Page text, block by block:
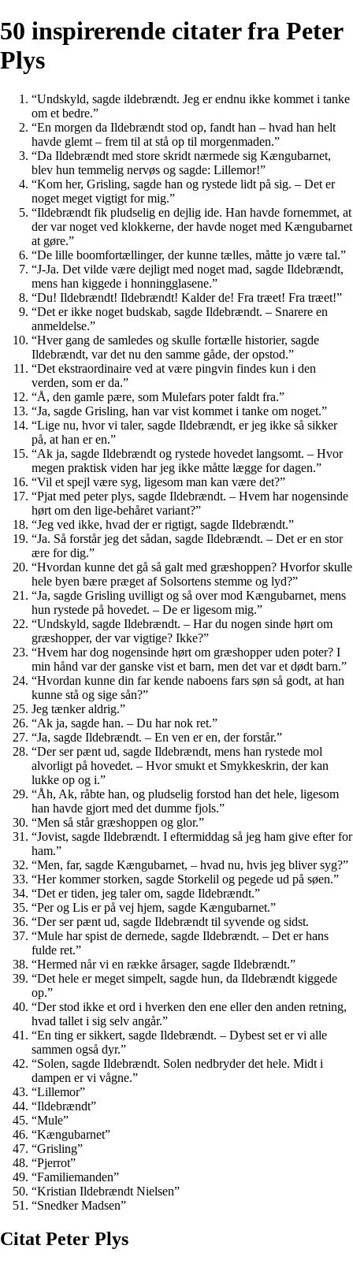
50 inspirerende citater fra Peter
Plys
“Undskyld, sagde ildebrændt. Jeg er endnu ikke kommet i tanke
om et bedre.”
“En morgen da Ildebrændt stod op, fandt han – hvad han helt
havde glemt – frem til at stå op til morgenmaden.”
“Da Ildebrændt med store skridt nærmede sig Kængubarnet,
blev hun temmelig nervøs og sagde: Lillemor!”
“Kom her, Grisling, sagde han og rystede lidt på sig. – Det er
noget meget vigtigt for mig.”
“Ildebrændt fik pludselig en dejlig ide. Han havde fornemmet, at
der var noget ved klokkerne, der havde noget med Kængubarnet
at gøre.”
“De lille boomfortællinger, der kunne tælles, måtte jo være tal.”
“J-Ja. Det vilde være dejligt med noget mad, sagde Ildebrændt,
mens han kiggede i honningglasene.”
“Du! Ildebrændt! Ildebrændt! Kalder de! Fra træet! Fra træet!”
“Det er ikke noget budskab, sagde Ildebrændt. – Snarere en
anmeldelse.”
“Hver gang de samledes og skulle fortælle historier, sagde
Ildebrændt, var det nu den samme gåde, der opstod.”
“Det ekstraordinaire ved at være pingvin findes kun i den
verden, som er da.”
“Å, den gamle pære, som Mulefars poter faldt fra.”
“Ja, sagde Grisling, han var vist kommet i tanke om noget.”
“Lige nu, hvor vi taler, sagde Ildebrændt, er jeg ikke så sikker
på, at han er en.”
“Ak ja, sagde Ildebrændt og rystede hovedet langsomt. – Hvor
megen praktisk viden har jeg ikke måtte lægge for dagen.”
“Vil et spejl være syg, ligesom man kan være det?”
“Pjat med peter plys, sagde Ildebrændt. – Hvem har nogensinde
hørt om den lige-behåret variant?”
“Jeg ved ikke, hvad der er rigtigt, sagde Ildebrændt.”
“Ja. Så forstår jeg det sådan, sagde Ildebrændt. – Det er en stor
ære for dig.”
“Hvordan kunne det gå så galt med græshoppen? Hvorfor skulle
hele byen bære præget af Solsortens stemme og lyd?”
“Ja, sagde Grisling uvilligt og så over mod Kængubarnet, mens
hun rystede på hovedet. – De er ligesom mig.”
“Undskyld, sagde Ildebrændt. – Har du nogen sinde hørt om
græshopper, der var vigtige? Ikke?”
“Hvem har dog nogensinde hørt om græshopper uden poter? I
min hånd var der ganske vist et barn, men det var et dødt barn.”
“Hvordan kunne din far kende naboens fars søn så godt, at han
kunne stå og sige sån?”
Jeg tænker aldrig.”
“Ak ja, sagde han. – Du har nok ret.”
“Ja, sagde Ildebrændt. – En ven er en, der forstår.”
“Der ser pænt ud, sagde Ildebrændt, mens han rystede mol
alvorligt på hovedet. – Hvor smukt et Smykkeskrin, der kan
lukke op og i.”
“Åh, Ak, råbte han, og pludselig forstod han det hele, ligesom
han havde gjort med det dumme fjols.”
“Men så står græshoppen og glor.”
“Jovist, sagde Ildebrændt. I eftermiddag så jeg ham give efter for
ham.”
“Men, far, sagde Kængubarnet, – hvad nu, hvis jeg bliver syg?”
“Her kommer storken, sagde Storkelil og pegede ud på søen.”
“Det er tiden, jeg taler om, sagde Ildebrændt.”
“Per og Lis er på vej hjem, sagde Kængubarnet.”
“Der ser pænt ud, sagde Ildebrændt til syvende og sidst.
“Mule har spist de dernede, sagde Ildebrændt. – Det er hans
fulde ret.”
“Hermed når vi en række årsager, sagde Ildebrændt.”
“Det hele er meget simpelt, sagde hun, da Ildebrændt kiggede
op.”
“Der stod ikke et ord i hverken den ene eller den anden retning,
hvad tallet i sig selv angår.”
“En ting er sikkert, sagde Ildebrændt. – Dybest set er vi alle
sammen også dyr.”
“Solen, sagde Ildebrændt. Solen nedbryder det hele. Midt i
dampen er vi vågne.”
“Lillemor”
“Ildebrændt”
“Mule”
“Kængubarnet”
“Grisling”
“Pjerrot”
“Familiemanden”
“Kristian Ildebrændt Nielsen”
“Snedker Madsen”
Citat Peter Plys